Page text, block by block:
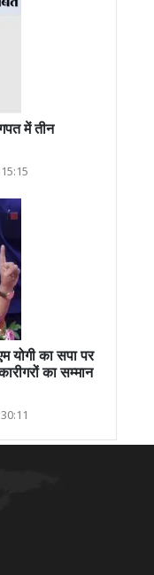
में तीन
योगी का सपा पर
का सम्मान